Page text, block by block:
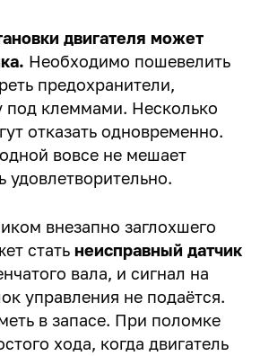
двигателя может
Необходимо пошевелить
предохранители,
под клеммами. Несколько
отказать одновременно.
вовсе не мешает
удовлетворительно.
внезапно заглохшего
стать неисправный датчик
вала, и сигнал на
управления не подаётся.
в запасе. При поломке
хода, когда двигатель